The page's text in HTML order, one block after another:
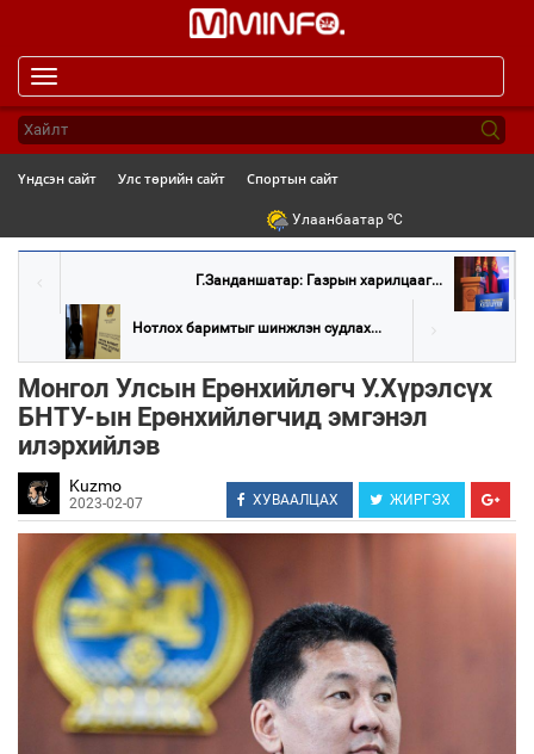
navigation
Үндсэн сайт Улс төрийн сайт Спортын сайт
Улаанбаатар oC
Г.Занданшатар: Газрын харилцааг...
Нотлох баримтыг шинжлэн судлах...
Монгол Улсын Ерөнхийлөгч У.Хүрэлсүх
БНТУ-ын Ерөнхийлөгчид эмгэнэл
илэрхийлэв
Kuzmo
2023-02-07 ХУВААЛЦАХ ЖИРГЭХ